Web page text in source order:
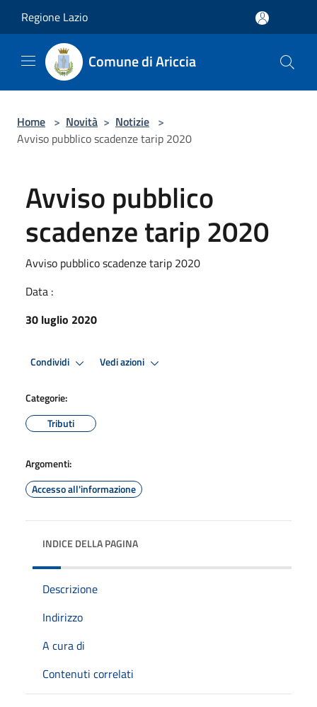
Regione Lazio
Comune di Ariccia
Home > Novità > Notizie >
Avviso pubblico scadenze tarip 2020
Avviso pubblico
scadenze tarip 2020
Avviso pubblico scadenze tarip 2020
Data :
30 luglio 2020
Condividi Vedi azioni
Categorie:
Tributi
Argomenti:
Accesso all'informazione
INDICE DELLA PAGINA
Descrizione
Indirizzo
A cura di
Contenuti correlati